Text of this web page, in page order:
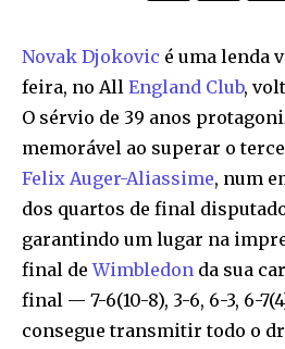
Novak Djokovic é uma lenda
feira, no All England Club,
O sérvio de 39 anos
memorável ao superar o
Felix Auger-Aliassime, num
dos quartos de final
garantindo um lugar na
final deWimbledon da sua
final — 7-6(10-8), 3-6, 6-3, 6-
consegue transmitir todo o